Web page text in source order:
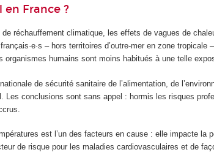
en France ?
de réchauffement climatique, les effets de vagues de
français·e·s – hors territoires d’outre-mer en zone
organismes humains sont moins habitués à une telle
nationale de sécurité sanitaire de l’alimentation, de
Les conclusions sont sans appel : hormis les risques
est l’un des facteurs en cause : elle impacte
de risque pour les maladies cardiovasculaires et de